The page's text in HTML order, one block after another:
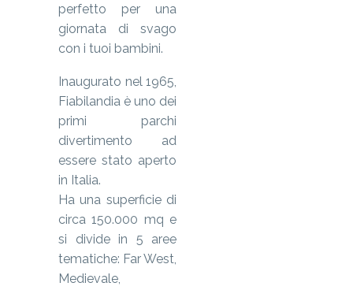
perfetto per una
giornata di svago
con i tuoi bambini.
Inaugurato nel 1965,
Fiabilandia è uno dei
primi parchi
divertimento ad
essere stato aperto
in Italia.
Ha una superficie di
circa 150.000 mq e
si divide in 5 aree
tematiche: Far West,
Medievale,